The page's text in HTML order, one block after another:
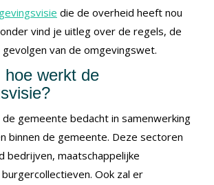
die de overheid heeft nou
vind je uitleg over de regels, de
van de omgevingswet.
hoe werkt de
gemeente bedacht in samenwerking
binnen de gemeente. Deze sectoren
bedrijven, maatschappelijke
Ook zal er